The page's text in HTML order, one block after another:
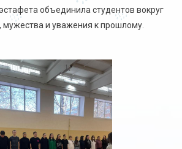
объединила студентов вокруг
и уважения к прошлому.